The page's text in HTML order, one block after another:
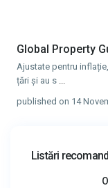
Global Property
Ajustate pentru
țări și au s ...
published on 14
Listări